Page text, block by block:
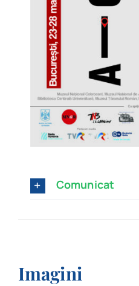
Comunicat
Imagini